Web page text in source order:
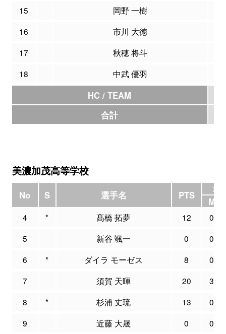
15
岡野 一樹
16
市川 大徳
17
秋穂 将斗
18
中武 優羽
HC / TEAM
合計
美濃加茂高等学校
No S 選手名 PTS
3P
M
4 * 髙橋 拓夢 12
0
5
新谷 颯一 0
0
6
* ダイラ モーゼス 8
0
7
須賀 天暉 20
3
8
* 杉浦 丈琉 13
0
9
近藤 大晟 0 0